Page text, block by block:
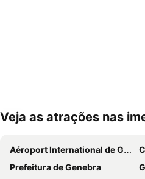
Ampliar mapa
Veja as atrações nas
Aéroport International de Genève - Geneva International Airport
Prefeitura de Genebra